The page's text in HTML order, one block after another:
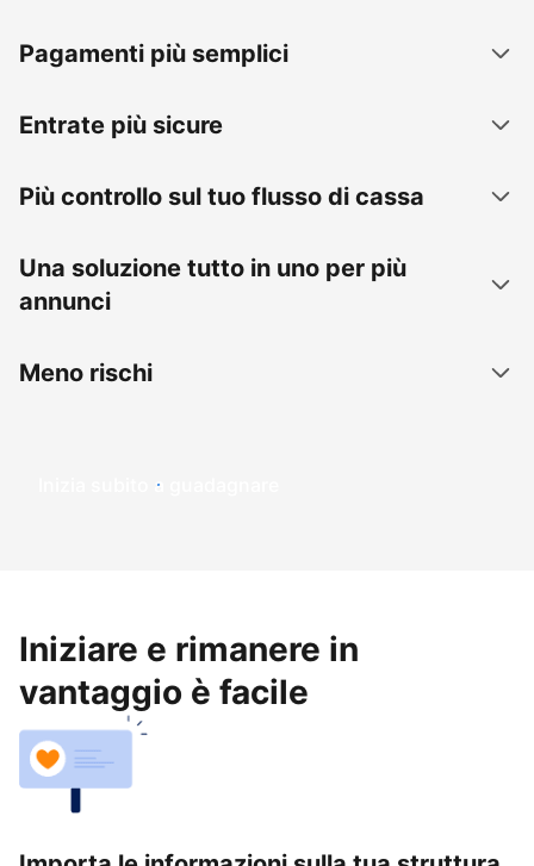
Pagamenti più semplici
Entrate più sicure
Più controllo sul tuo flusso di cassa
Una soluzione tutto in uno per più
annunci
Meno rischi
Inizia subito a guadagnare
Iniziare e rimanere in
vantaggio è facile